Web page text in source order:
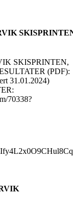
SKISPRINTEN,
(PDF):
31.01.2024)
70338?